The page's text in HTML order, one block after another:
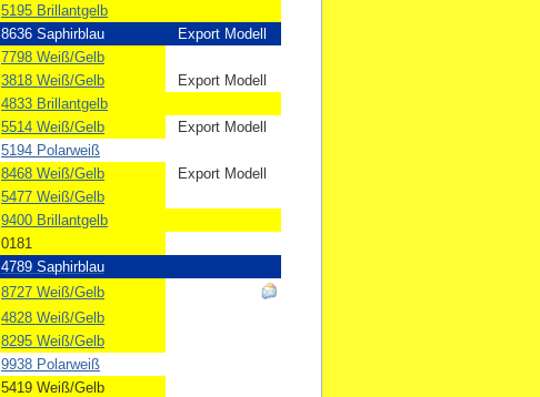
5195 Brillantgelb
8636 Saphirblau
Export Modell
7798 Weiß/Gelb
3818 Weiß/Gelb
Export Modell
4833 Brillantgelb
5514 Weiß/Gelb
Export Modell
5194 Polarweiß
8468 Weiß/Gelb
Export Modell
5477 Weiß/Gelb
9400 Brillantgelb
0181
4789 Saphirblau
8727 Weiß/Gelb
4828 Weiß/Gelb
8295 Weiß/Gelb
9938 Polarweiß
5419 Weiß/Gelb